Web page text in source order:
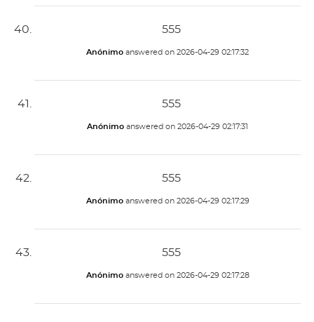
555
Anónimo answered on 2026-04-29 02:17:32
555
Anónimo answered on 2026-04-29 02:17:31
555
Anónimoanswered on 2026-04-29 02:17:29
555
Anónimoanswered on 2026-04-29 02:17:28